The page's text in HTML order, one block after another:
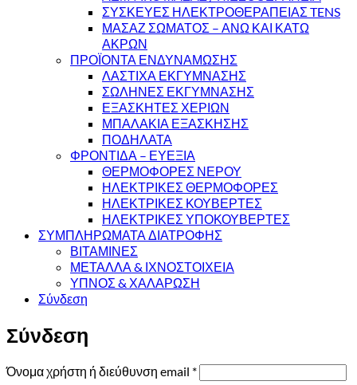
ΣΥΣΚΕΥΕΣ ΗΛΕΚΤΡΟΘΕΡΑΠΕΙΑΣ TENS
ΜΑΣΑΖ ΣΩΜΑΤΟΣ – ΑΝΩ ΚΑΙ ΚΑΤΩ
ΑΚΡΩΝ
ΠΡΟΪΟΝΤΑ ΕΝΔΥΝΑΜΩΣΗΣ
ΛΑΣΤΙΧΑ ΕΚΓΥΜΝΑΣΗΣ
ΣΩΛΗΝΕΣ ΕΚΓΥΜΝΑΣΗΣ
ΕΞΑΣΚΗΤΕΣ ΧΕΡΙΩΝ
ΜΠΑΛΑΚΙΑ ΕΞΑΣΚΗΣΗΣ
ΠΟΔΗΛΑΤΑ
ΦΡΟΝΤΙΔΑ – ΕΥΕΞΙΑ
ΘΕΡΜΟΦΟΡΕΣ ΝΕΡΟΥ
ΗΛΕΚΤΡΙΚΕΣ ΘΕΡΜΟΦΟΡΕΣ
ΗΛΕΚΤΡΙΚΕΣ ΚΟΥΒΕΡΤΕΣ
ΗΛΕΚΤΡΙΚΕΣ ΥΠΟΚΟΥΒΕΡΤΕΣ
ΣΥΜΠΛΗΡΩΜΑΤΑ ΔΙΑΤΡΟΦΗΣ
ΒΙΤΑΜΙΝΕΣ
ΜΕΤΑΛΛΑ & ΙΧΝΟΣΤΟΙΧΕΙΑ
ΥΠΝΟΣ & ΧΑΛΑΡΩΣΗ
Σύνδεση
Σύνδεση
Όνομα χρήστη ή διεύθυνση email *Απαιτείται